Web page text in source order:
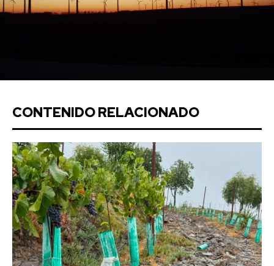
CONTENIDO RELACIONADO